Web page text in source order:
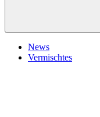
News
Vermischtes